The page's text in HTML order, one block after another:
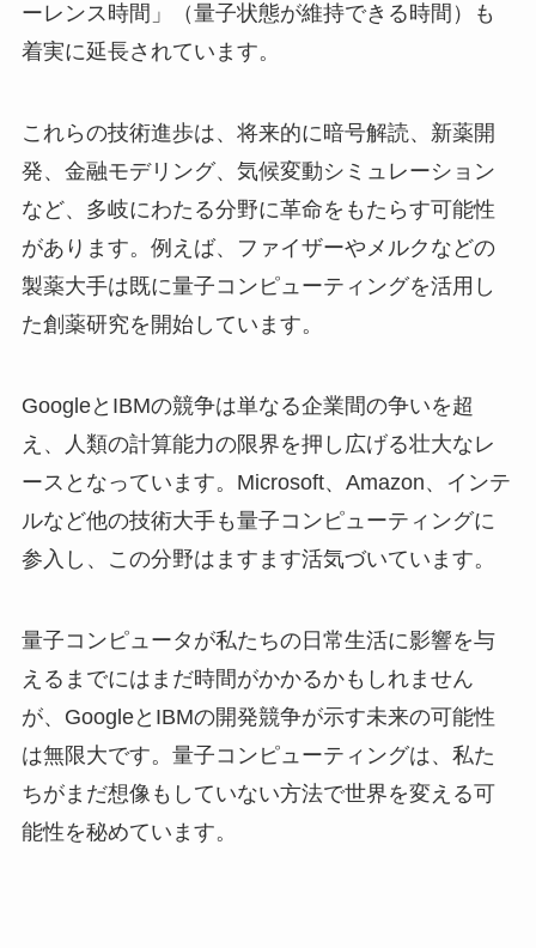
ーレンス時間」（量子状態が維持できる時間）も
着実に延長されています。
これらの技術進歩は、将来的に暗号解読、新薬開
発、金融モデリング、気候変動シミュレーション
など、多岐にわたる分野に革命をもたらす可能性
があります。例えば、ファイザーやメルクなどの
製薬大手は既に量子コンピューティングを活用し
た創薬研究を開始しています。
GoogleとIBMの競争は単なる企業間の争いを超
え、人類の計算能力の限界を押し広げる壮大なレ
ースとなっています。Microsoft、Amazon、インテ
ルなど他の技術大手も量子コンピューティングに
参入し、この分野はますます活気づいています。
量子コンピュータが私たちの日常生活に影響を与
えるまでにはまだ時間がかかるかもしれません
が、GoogleとIBMの開発競争が示す未来の可能性
は無限大です。量子コンピューティングは、私た
ちがまだ想像もしていない方法で世界を変える可
能性を秘めています。